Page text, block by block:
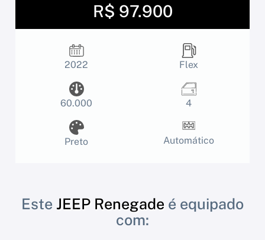
R$ 97.900
2022 Flex
60.000 4
Preto Automático
Este JEEP Renegade é equipado
com: